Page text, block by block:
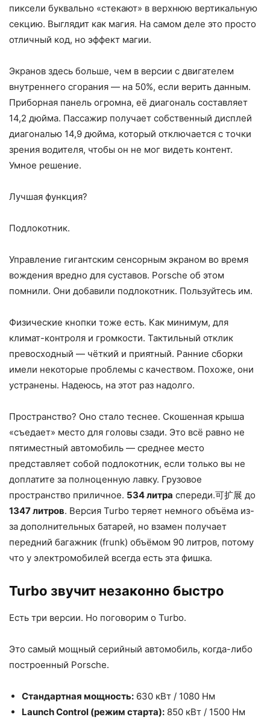
пиксели буквально «стекают» в верхнюю вертикальную
секцию. Выглядит как магия. На самом деле это просто
отличный код, но эффект магии.
Экранов здесь больше, чем в версии с двигателем
внутреннего сгорания — на 50%, если верить данным.
Приборная панель огромна, её диагональ составляет
14,2 дюйма. Пассажир получает собственный дисплей
диагональю 14,9 дюйма, который отключается с точки
зрения водителя, чтобы он не мог видеть контент.
Умное решение.
Лучшая функция?
Подлокотник.
Управление гигантским сенсорным экраном во время
вождения вредно для суставов. Porsche об этом
помнили. Они добавили подлокотник. Пользуйтесь им.
Физические кнопки тоже есть. Как минимум, для
климат-контроля и громкости. Тактильный отклик
превосходный — чёткий и приятный. Ранние сборки
имели некоторые проблемы с качеством. Похоже, они
устранены. Надеюсь, на этот раз надолго.
Пространство? Оно стало теснее. Скошенная крыша
«съедает» место для головы сзади. Это всё равно не
пятиместный автомобиль — среднее место
представляет собой подлокотник, если только вы не
доплатите за полноценную лавку. Грузовое
пространство приличное. 534 литра спереди.可扩展 до
1347 литров. Версия Turbo теряет немного объёма из-
за дополнительных батарей, но взамен получает
передний багажник (frunk) объёмом 90 литров, потому
что у электромобилей всегда есть эта фишка.
Turbo звучит незаконно быстро
Есть три версии. Но поговорим о Turbo.
Это самый мощный серийный автомобиль, когда-либо
построенный Porsche.
Стандартная мощность: 630 кВт / 1080 Нм
Launch Control (режим старта): 850 кВт / 1500 Нм